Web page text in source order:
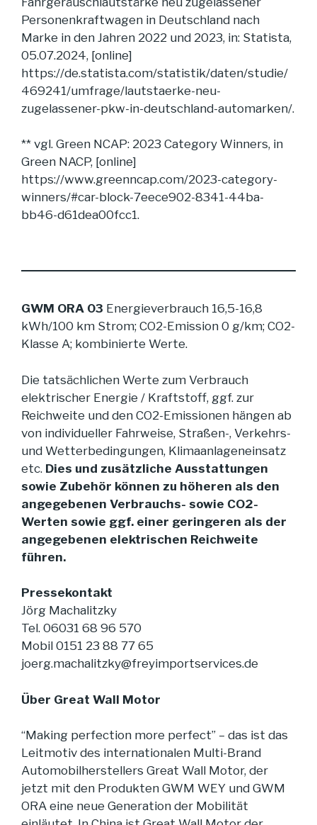
Personenkraftwagen in Deutschland nach
Marke in den Jahren 2022 und 2023, in: Statista,
05.07.2024, [online]
https://de.statista.com/statistik/daten/studie/
469241/umfrage/lautstaerke-neu-
zugelassener-pkw-in-deutschland-automarken/.
** vgl. Green NCAP: 2023 Category Winners, in
Green NACP, [online]
https://www.greenncap.com/2023-category-
winners/#car-block-7eece902-8341-44ba-
bb46-d61dea00fcc1.
GWM ORA 03 Energieverbrauch 16,5-16,8
kWh/100 km Strom; CO2-Emission 0 g/km; CO2-
Klasse A; kombinierte Werte.
Die tatsächlichen Werte zum Verbrauch
elektrischer Energie / Kraftstoff, ggf. zur
Reichweite und den CO2-Emissionen hängen ab
von individueller Fahrweise, Straßen-, Verkehrs-
und Wetterbedingungen, Klimaanlageneinsatz
etc. Dies und zusätzliche Ausstattungen
sowie Zubehör können zu höheren als den
angegebenen Verbrauchs- sowie CO2-
Werten sowie ggf. einer geringeren als der
angegebenen elektrischen Reichweite
führen.
Pressekontakt
Jörg Machalitzky
Tel. 06031 68 96 570
Mobil 0151 23 88 77 65
joerg.machalitzky@freyimportservices.de
Über Great Wall Motor
“Making perfection more perfect” – das ist das
Leitmotiv des internationalen Multi-Brand
Automobilherstellers Great Wall Motor, der
jetzt mit den Produkten GWM WEY und GWM
ORA eine neue Generation der Mobilität